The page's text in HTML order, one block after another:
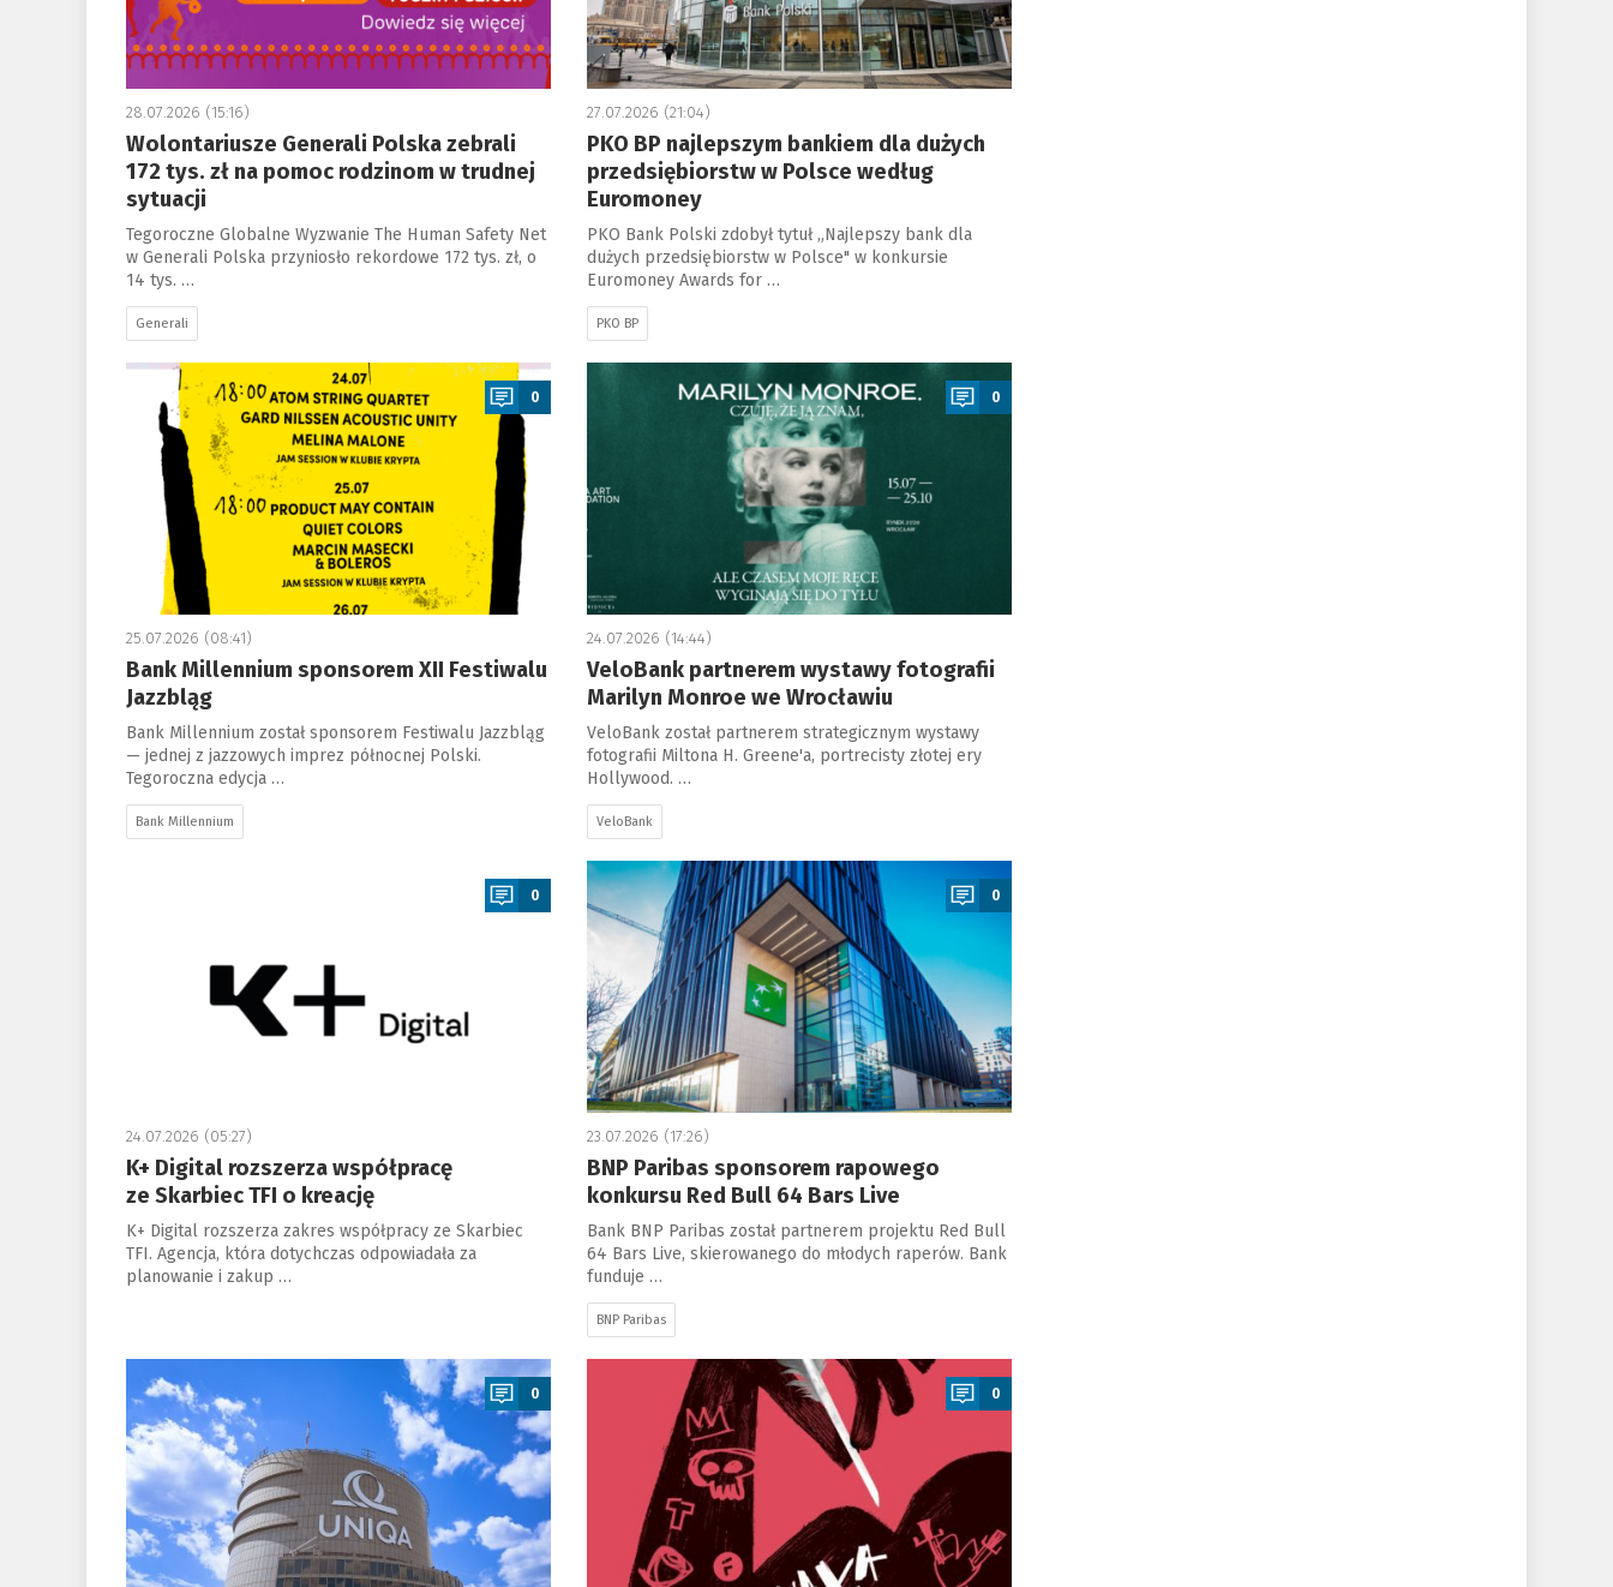
28.07.2026 (15:16)
Wolontariusze Generali Polska zebrali
172 tys. zł na pomoc rodzinom w trudnej
sytuacji
Tegoroczne Globalne Wyzwanie The Human Safety Net
w Generali Polska przyniosło rekordowe 172 tys. zł, o
14 tys. …
Generali
27.07.2026 (21:04)
PKO BP najlepszym bankiem dla dużych
przedsiębiorstw w Polsce według
Euromoney
PKO Bank Polski zdobył tytuł „Najlepszy bank dla
dużych przedsiębiorstw w Polsce" w konkursie
Euromoney Awards for …
PKO BP
a
0
25.07.2026 (08:41)
Bank Millennium sponsorem XII Festiwalu
Jazzbląg
Bank Millennium został sponsorem Festiwalu Jazzbląg
— jednej z jazzowych imprez północnej Polski.
Tegoroczna edycja …
Bank Millennium
a
0
24.07.2026 (14:44)
VeloBank partnerem wystawy fotografii
Marilyn Monroe we Wrocławiu
VeloBank został partnerem strategicznym wystawy
fotografii Miltona H. Greene'a, portrecisty złotej ery
Hollywood. …
VeloBank
0
24.07.2026 (05:27)
K+ Digital rozszerza współpracę
ze Skarbiec TFI o kreację
K+ Digital rozszerza zakres współpracy ze Skarbiec
TFI. Agencja, która dotychczas odpowiadała za
planowanie i zakup …
a
0
23.07.2026 (17:26)
BNP Paribas sponsorem rapowego
konkursu Red Bull 64 Bars Live
Bank BNP Paribas został partnerem projektu Red Bull
64 Bars Live, skierowanego do młodych raperów. Bank
funduje …
BNP Paribas
a
0
a
0